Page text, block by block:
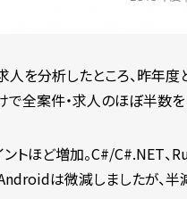
を分析したところ、昨年
全案件・求人のほぼ半数を
ほど増加。C#/C#.NET、
は微減しましたが、